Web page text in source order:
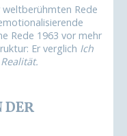
Rede
Rede 1963 vor mehr
Er verglich Ich
DER